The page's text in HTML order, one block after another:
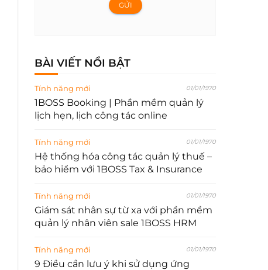
GỬI
BÀI VIẾT NỔI BẬT
Tính năng mới 01/01/1970
1BOSS Booking | Phần mềm quản lý
lịch hẹn, lịch công tác online
Tính năng mới 01/01/1970
Hệ thống hóa công tác quản lý thuế –
bảo hiểm với 1BOSS Tax & Insurance
Tính năng mới 01/01/1970
Giám sát nhân sự từ xa với phần mềm
quản lý nhân viên sale 1BOSS HRM
Tính năng mới 01/01/1970
9 Điều cần lưu ý khi sử dụng ứng